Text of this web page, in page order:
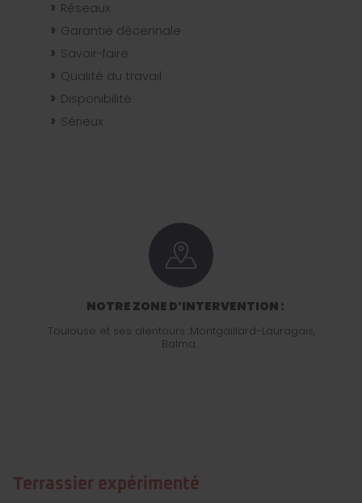
Réseaux
Garantie décennale
Savoir-faire
Qualité du travail
Disponibilité
Sérieux
NOTRE ZONE D’INTERVENTION :
Toulouse et ses alentours :Montgaillard-Lauragais,
Balma...
Terrassier expérimenté